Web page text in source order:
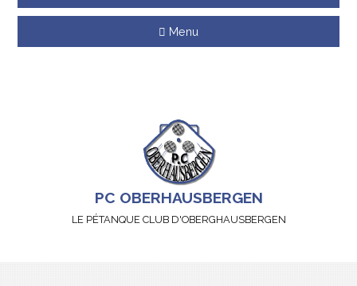
Menu
PC OBERHAUSBERGEN
LE PÉTANQUE CLUB D'OBERGHAUSBERGEN